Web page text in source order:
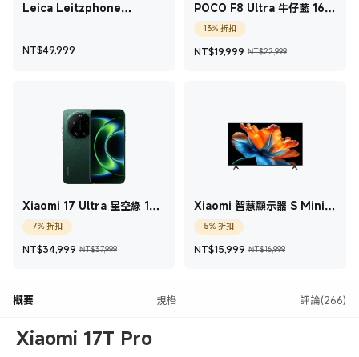
Leica Leitzphone
NT$49,999
POCO F8 Ultra 牛仔藍 16
GB+512 GB
13% 折扣
NT$19,999 現價 NT$19,999
NT$22,999銷售價格
Xiaomi 17 Ultra 星空綠 16
GB+512 GB
7% 折扣
NT$34,999 現價 NT$34,999
NT$37,999銷售價格 NT$37,999
Xiaomi 智慧顯示器 S Mini
LED 2026 55型
5% 折扣
NT$15,999 現價 NT$15,999
NT$16,999銷售價格
概要 規格 評論(266)